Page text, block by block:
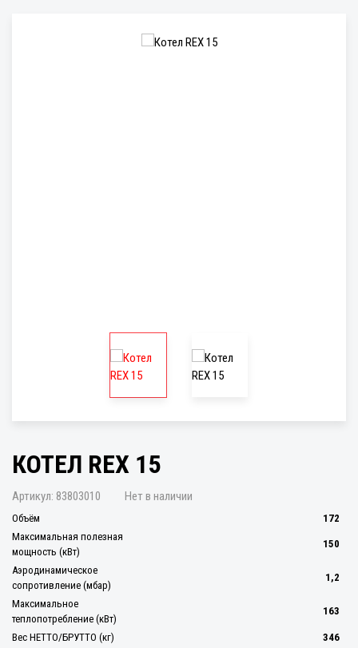
КОТЕЛ REX 15
Артикул: 83803010 Нет в наличии
Объём
172
Максимальная полезная
мощность (кВт)
150
Аэродинамическое
сопротивление (мбар)
1,2
Максимальное
теплопотребление (кВт)
163
Вес НЕТТО/БРУТТО (кг)
346